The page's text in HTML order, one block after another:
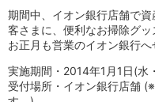
積立式定期預金
外貨預金TOP
外貨普通預金
外貨定期預金
外貨普通預金積立
期間中、イオン銀行店舗で
客さまに、便利なお掃除グッ
お正月も営業のイオン銀行へ
実施期間・2014年1月1日(水
受付場所・イオン銀行店舗